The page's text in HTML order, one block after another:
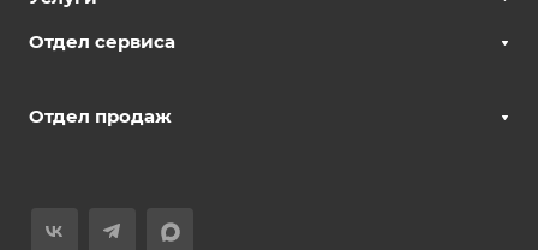
Отдел сервиса
Отдел продаж